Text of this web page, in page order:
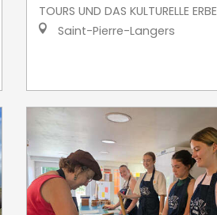
TOURS UND DAS KULTURELLE ERBE
Saint-Pierre-Langers